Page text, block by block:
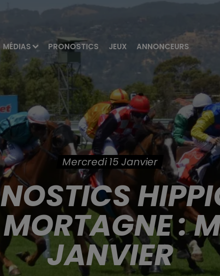
MÉDIAS PRONOSTICS JEUX ANNONCEURS
Mercredi 15 Janvier
:
JANVIER